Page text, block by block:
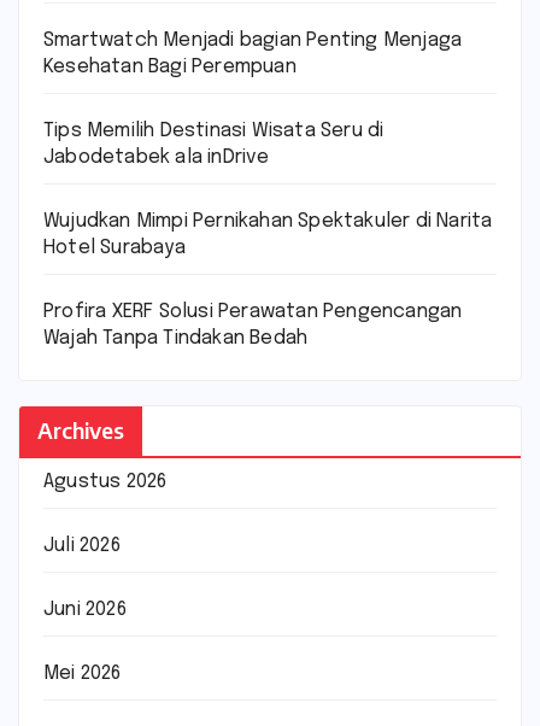
Smartwatch Menjadi bagian Penting Menjaga
Kesehatan Bagi Perempuan
Tips Memilih Destinasi Wisata Seru di
Jabodetabek ala inDrive
Wujudkan Mimpi Pernikahan Spektakuler di Narita
Hotel Surabaya
Profira XERF Solusi Perawatan Pengencangan
Wajah Tanpa Tindakan Bedah
Archives
Agustus 2026
Juli 2026
Juni 2026
Mei 2026